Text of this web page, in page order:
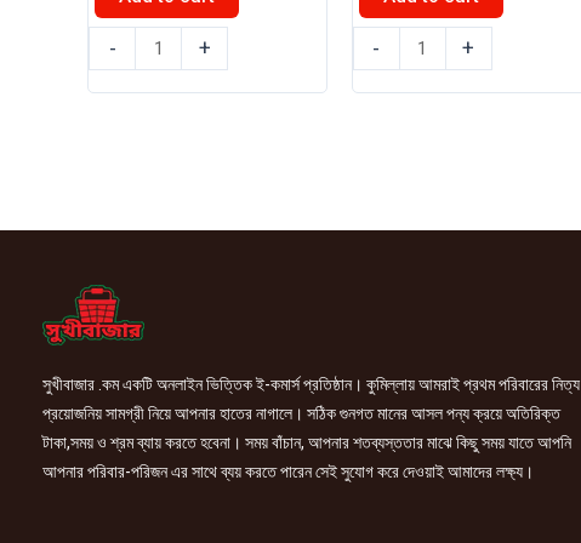
-
তরল
দুধ
+
৳ 3,500.00.
-
ফুল
ক্রিম
+
সুখীবাজার .কম একটি অনলাইন ভিত্তিক ই-কমার্স প্রতিষ্ঠান। কুমিল্লায় আমরাই প্রথম পরিবারের নিত্য
প্রয়োজনিয় সামগ্রী নিয়ে আপনার হাতের নাগালে। সঠিক গুনগত মানের আসল পন্য ক্রয়ে অতিরিক্ত
টাকা,সময় ও শ্রম ব্যায় করতে হবেনা। সময় বাঁচান, আপনার শতব্যস্ততার মাঝে কিছু সময় যাতে আপনি
আপনার পরিবার-পরিজন এর সাথে ব্যয় করতে পারেন সেই সুযোগ করে দেওয়াই আমাদের লক্ষ্য।